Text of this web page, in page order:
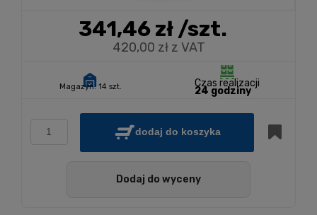
341,46 zł /szt.
420,00 zł z VAT
Magazyn: 14 szt. Czas realizacji
24 godziny
dodaj do koszyka
Dodaj do wyceny